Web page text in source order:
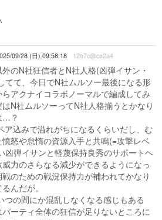
09/28 (日) 09:58:18 12b7c@ca2a4
のN社狂信者とN社人格(凶弾イサン・
てて、今日でN社ムルソー最後になる形
アクナイコラボノーマルで編成してみ
N社ムルソーってN社人格揃うとかなり
…？
ア込みで溢れがちになるくらいだし、む
憤怒や怠惰の資源入手と共鳴(=攻撃レベ
凶弾イサンと軽蔑保持良秀のサポートヘ
力のさらなる減少ができるようになっ
のための戦況保持力が補われてかなり
んだが。
つの間にか混乱しなくなる感じもある
パーティ全体の狂信が足りないところに